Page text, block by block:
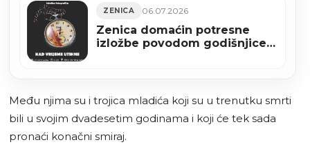
ZENICA 06.07.2026
Zenica domaćin potresne
izložbe povodom godišnjice
Među njima su i trojica mladića koji su u trenutku smrti
bili u svojim dvadesetim godinama i koji će tek sada
pronaći konačni smiraj.